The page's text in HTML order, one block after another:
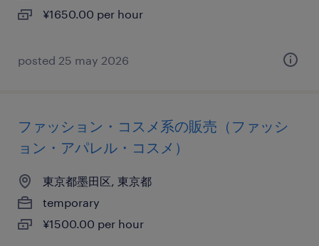
¥1650.00 per hour
posted 25 may 2026
ファッション・コスメ系の販売（ファッシ
ョン・アパレル・コスメ）
東京都墨田区, 東京都
temporary
¥1500.00 per hour